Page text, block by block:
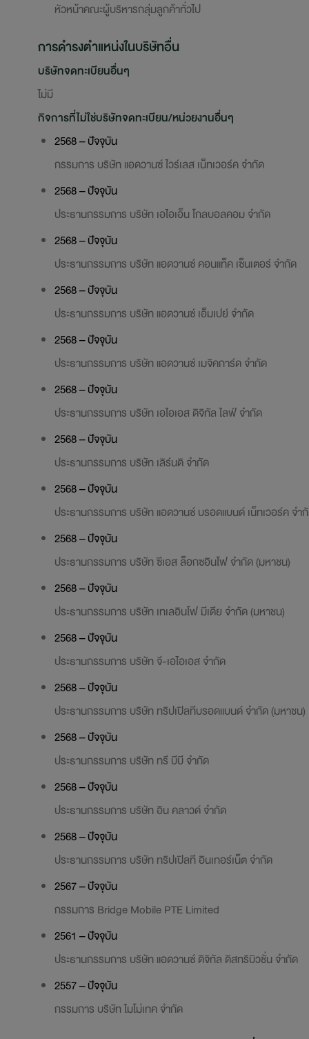
หัวหน้าคณะผู้บริหารกลุ่มลูกค้าทั่วไป
การดำรงตำแหน่งในบริษัทอื่น
บริษัทจดทะเบียนอื่นๆ
ไม่มี
กิจการที่ไม่ใช่บริษัทจดทะเบียน/หน่วยงานอื่นๆ
2568 – ปัจจุบัน
กรรมการ บริษัท แอดวานซ์ ไวร์เลส เน็ทเวอร์ค จำกัด
2568 – ปัจจุบัน
ประธานกรรมการ บริษัท เอไอเอ็น โกลบอลคอม จำกัด
2568 – ปัจจุบัน
ประธานกรรมการ บริษัท แอดวานซ์ คอนแท็ค เซ็นเตอร์ จำกัด
2568 – ปัจจุบัน
ประธานกรรมการ บริษัท แอดวานซ์ เอ็มเปย์ จำกัด
2568 – ปัจจุบัน
ประธานกรรมการ บริษัท แอดวานซ์ เมจิคการ์ด จำกัด
2568 – ปัจจุบัน
ประธานกรรมการ บริษัท เอไอเอส ดิจิทัล ไลฟ์ จำกัด
2568 – ปัจจุบัน
ประธานกรรมการ บริษัท เลิร์นดิ จำกัด
2568 – ปัจจุบัน
ประธานกรรมการ บริษัท แอดวานซ์ บรอดแบนด์ เน็ทเวอร์ค จำ
2568 – ปัจจุบัน
ประธานกรรมการ บริษัท ซีเอส ล็อกซอินโฟ จำกัด (มหาชน)
2568 – ปัจจุบัน
ประธานกรรมการ บริษัท เทเลอินโฟ มีเดีย จำกัด (มหาชน)
2568 – ปัจจุบัน
ประธานกรรมการ บริษัท จี-เอไอเอส จำกัด
2568 – ปัจจุบัน
ประธานกรรมการ บริษัท ทริปเปิลทีบรอดแบนด์ จำกัด (มหาชน)
2568 – ปัจจุบัน
ประธานกรรมการ บริษัท ทรี บีบี จำกัด
2568 – ปัจจุบัน
ประธานกรรมการ บริษัท อิน คลาวด์ จำกัด
2568 – ปัจจุบัน
ประธานกรรมการ บริษัท ทริปเปิลที อินเทอร์เน็ต จำกัด
2567 – ปัจจุบัน
กรรมการ Bridge Mobile PTE Limited
2561 – ปัจจุบัน
ประธานกรรมการ บริษัท แอดวานซ์ ดิจิทัล ดิสทริบิวชั่น จำกัด
2557 – ปัจจุบัน
กรรมการ บริษัท ไมโม่เทค จำกัด